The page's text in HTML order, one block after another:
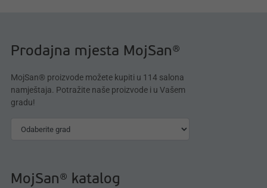
Prodajna mjesta MojSan®
MojSan® proizvode možete kupiti u 114 salona
namještaja. Potražite naše proizvode i u Vašem
gradu!
MojSan® katalog